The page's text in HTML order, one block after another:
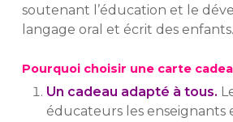
soutenant l’éducation et le
langage oral et écrit des enfants.
Pourquoi choisir une carte
Un cadeau adapté à tous.
éducateurs les enseignants